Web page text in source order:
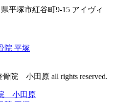
平塚市紅谷町9-15 アイヴィ
院 小田原 all rights reserved.